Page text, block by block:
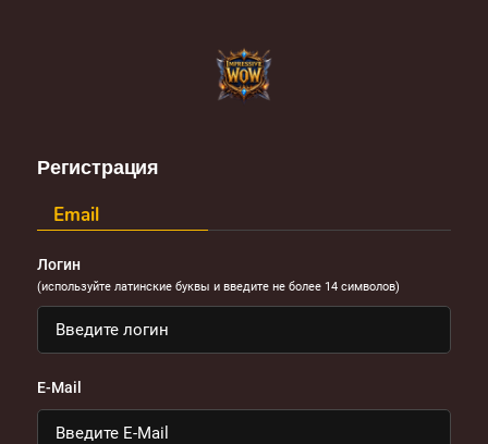
Регистрация
Email
Логин
(используйте латинские буквы и введите не более 14 символов)
E-Mail